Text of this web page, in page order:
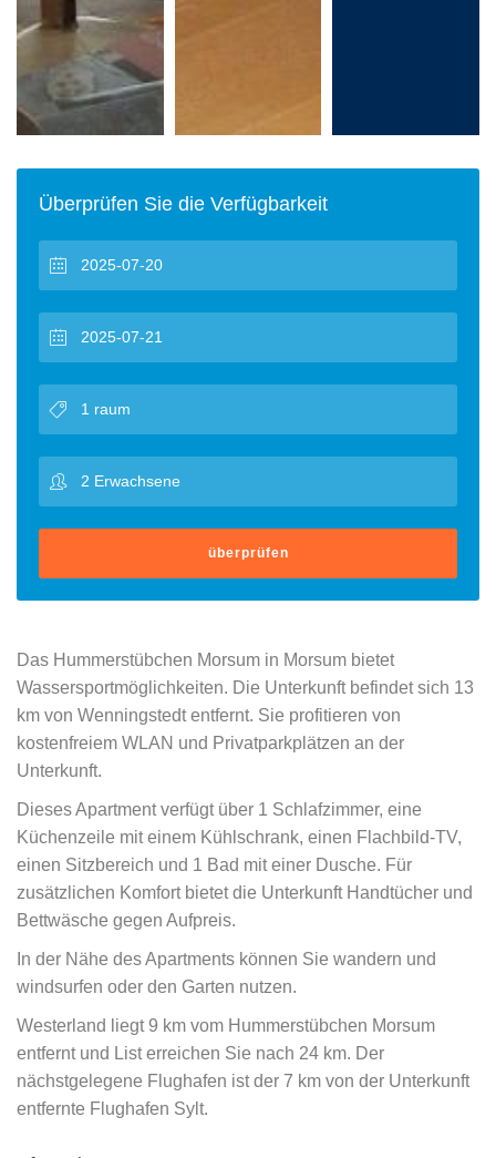
Überprüfen Sie die Verfügbarkeit
überprüfen
Das Hummerstübchen Morsum in Morsum bietet
Wassersportmöglichkeiten. Die Unterkunft befindet sich 13
km von Wenningstedt entfernt. Sie profitieren von
kostenfreiem WLAN und Privatparkplätzen an der
Unterkunft.
Dieses Apartment verfügt über 1 Schlafzimmer, eine
Küchenzeile mit einem Kühlschrank, einen Flachbild-TV,
einen Sitzbereich und 1 Bad mit einer Dusche. Für
zusätzlichen Komfort bietet die Unterkunft Handtücher und
Bettwäsche gegen Aufpreis.
In der Nähe des Apartments können Sie wandern und
windsurfen oder den Garten nutzen.
Westerland liegt 9 km vom Hummerstübchen Morsum
entfernt und List erreichen Sie nach 24 km. Der
nächstgelegene Flughafen ist der 7 km von der Unterkunft
entfernte Flughafen Sylt.